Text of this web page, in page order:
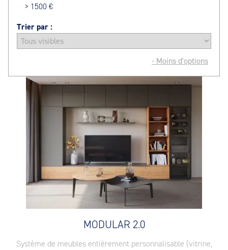
> 1500 €
Trier par :
- Moins d'options
MODULAR 2.0
Système de meubles entièrement personnalisable (vitrine,